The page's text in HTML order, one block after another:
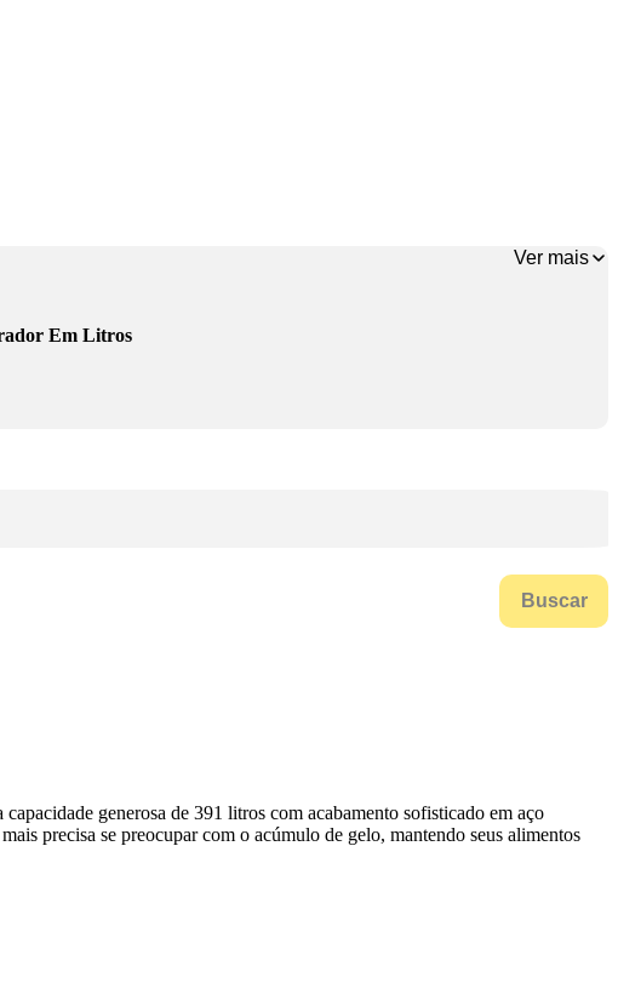
Ver mais
Em Litros
Buscar
generosa de 391 litros com acabamento sofisticado em aço
precisa se preocupar com o acúmulo de gelo, mantendo seus alimentos